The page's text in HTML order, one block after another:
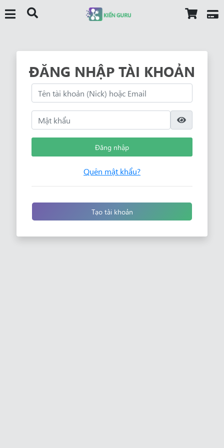
ĐĂNG NHẬP TÀI KHOẢN
Đăng nhập
Quên mật khẩu?
Tạo tài khoản